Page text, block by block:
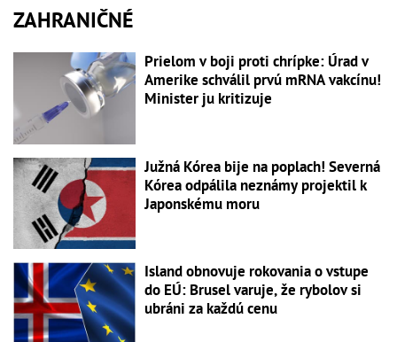
ZAHRANIČNÉ
Prielom v boji proti chrípke: Úrad v
Amerike schválil prvú mRNA vakcínu!
Minister ju kritizuje
Južná Kórea bije na poplach! Severná
Kórea odpálila neznámy projektil k
Japonskému moru
Island obnovuje rokovania o vstupe
do EÚ: Brusel varuje, že rybolov si
ubráni za každú cenu